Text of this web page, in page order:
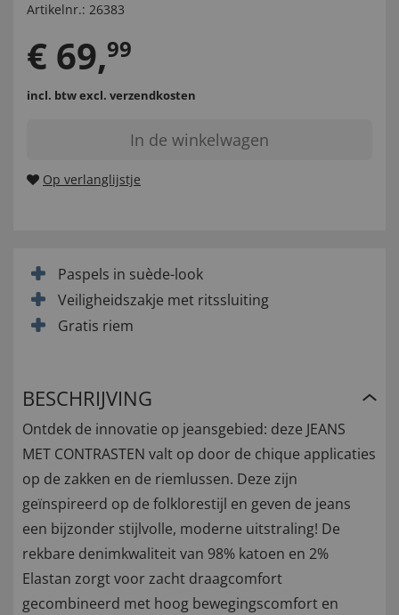
Artikelnr.: 26383
€ 69,99
incl. btwexcl. verzendkosten
In de winkelwagen
Op verlanglijstje
Paspels in suède-look
Veiligheidszakje met ritssluiting
Gratis riem
BESCHRIJVING
Ontdek de innovatie op jeansgebied: deze JEANS
MET CONTRASTEN valt op door de chique applicaties
op de zakken en de riemlussen. Deze zijn
geïnspireerd op de folklorestijl en geven de jeans
een bijzonder stijlvolle, moderne uitstraling! De
rekbare denimkwaliteit van 98% katoen en 2%
Elastan zorgt voor zacht draagcomfort
gecombineerd met hoog bewegingscomfort en